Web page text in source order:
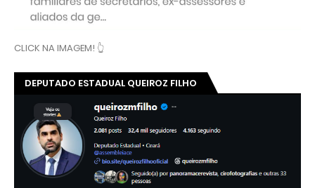
CLICK NA IMAGEM! 👆
DEPUTADO ESTADUAL QUEIROZ FILHO